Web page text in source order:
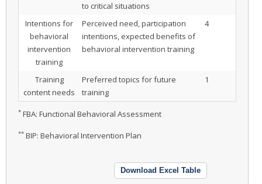
to critical situations
Intentions for
behavioral
intervention
training
Perceived need, participation
intentions, expected benefits of
behavioral intervention training
4
Training
content needs
Preferred topics for future
training
1
* FBA: Functional Behavioral Assessment
** BIP: Behavioral Intervention Plan
Download Excel Table